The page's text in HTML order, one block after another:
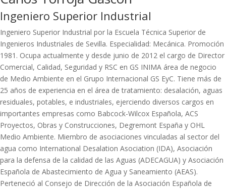
Ingeniero Superior Industrial
Ingeniero Superior Industrial por la Escuela Técnica Superior de
Ingenieros Industriales de Sevilla. Especialidad: Mecánica. Promoción
1981. Ocupa actualmente y desde junio de 2012 el cargo de Director
Comercial, Calidad, Seguridad y RSC en GS INIMA área de negocio
de Medio Ambiente en el Grupo Internacional GS EyC. Tiene más de
25 años de experiencia en el área de tratamiento: desalación, aguas
residuales, potables, e industriales, ejerciendo diversos cargos en
importantes empresas como Babcock-Wilcox Española, ACS
Proyectos, Obras y Construcciones, Degremont España y OHL
Medio Ambiente. Miembro de asociaciones vinculadas al sector del
agua como International Desalation Asociation (IDA), Asociación
para la defensa de la calidad de las Aguas (ADECAGUA) y Asociación
Española de Abastecimiento de Agua y Saneamiento (AEAS).
Perteneció al Consejo de Dirección de la Asociación Española de